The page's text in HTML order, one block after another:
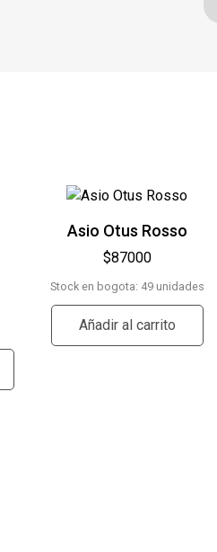
Asio Otus Rosso
$87000
Stock en bogota: 49 unidades
Añadir al carrito